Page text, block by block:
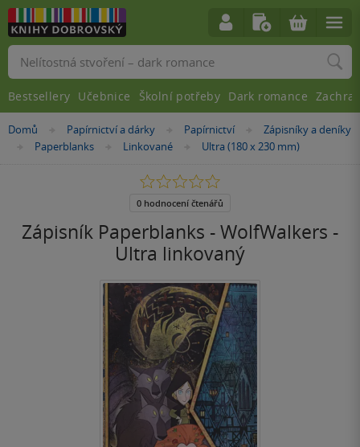
Nacházíte
Domů »Papírnictví a dárky »Papírnictví »Zápisníky a deníky
»Paperblanks »
Linkované »
Ultra (180 x 230 mm)
Zápisník Paperblanks - WolfWalkers -
Ultra linkovaný
0.0
5
0 hodnocení čtenářů
Vyhledávání
Bestsellery Učebnice Školní potřeby Dark romance